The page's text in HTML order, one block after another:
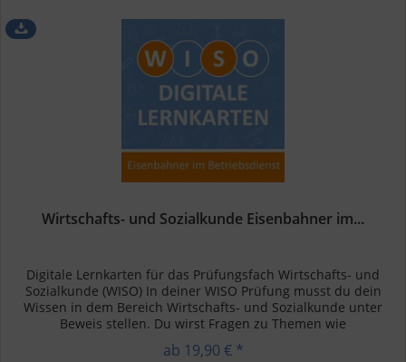
Wirtschafts- und Sozialkunde Eisenbahner im...
Digitale Lernkarten für das Prüfungsfach Wirtschafts- und
Sozialkunde (WISO) In deiner WISO Prüfung musst du dein
Wissen in dem Bereich Wirtschafts- und Sozialkunde unter
Beweis stellen. Du wirst Fragen zu Themen wie
ab 19,90 € *